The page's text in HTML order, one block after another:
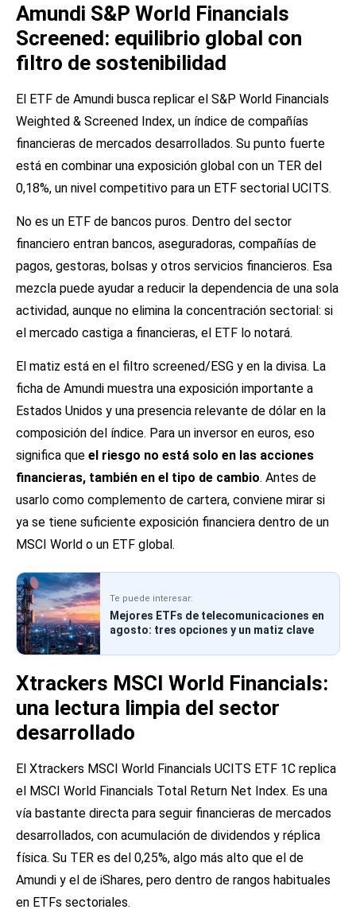
Amundi S&P World Financials
Screened: equilibrio global con
filtro de sostenibilidad
El ETF de Amundi busca replicar el S&P World Financials
Weighted & Screened Index, un índice de compañías
financieras de mercados desarrollados. Su punto fuerte
está en combinar una exposición global con un TER del
0,18%, un nivel competitivo para un ETF sectorial UCITS.
No es un ETF de bancos puros. Dentro del sector
financiero entran bancos, aseguradoras, compañías de
pagos, gestoras, bolsas y otros servicios financieros. Esa
mezcla puede ayudar a reducir la dependencia de una sola
actividad, aunque no elimina la concentración sectorial: si
el mercado castiga a financieras, el ETF lo notará.
El matiz está en el filtro screened/ESG y en la divisa. La
ficha de Amundi muestra una exposición importante a
Estados Unidos y una presencia relevante de dólar en la
composición del índice. Para un inversor en euros, eso
significa que el riesgo no está solo en las acciones
financieras, también en el tipo de cambio. Antes de
usarlo como complemento de cartera, conviene mirar si
ya se tiene suficiente exposición financiera dentro de un
MSCI World o un ETF global.
Te puede interesar:
Mejores ETFs de telecomunicaciones en
agosto: tres opciones y un matiz clave
Xtrackers MSCI World Financials:
una lectura limpia del sector
desarrollado
El Xtrackers MSCI World Financials UCITS ETF 1C replica
el MSCI World Financials Total Return Net Index. Es una
vía bastante directa para seguir financieras de mercados
desarrollados, con acumulación de dividendos y réplica
física. Su TER es del 0,25%, algo más alto que el de
Amundi y el de iShares, pero dentro de rangos habituales
en ETFs sectoriales.